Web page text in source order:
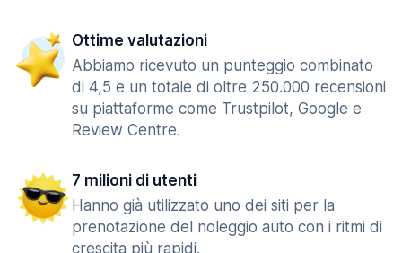
Ottime valutazioni
Abbiamo ricevuto un punteggio combinato
di 4,5 e un totale di oltre 250.000 recensioni
su piattaforme come Trustpilot, Google e
Review Centre.
7 milioni di utenti
Hanno già utilizzato uno dei siti per la
prenotazione del noleggio auto con i ritmi di
crescita più rapidi.